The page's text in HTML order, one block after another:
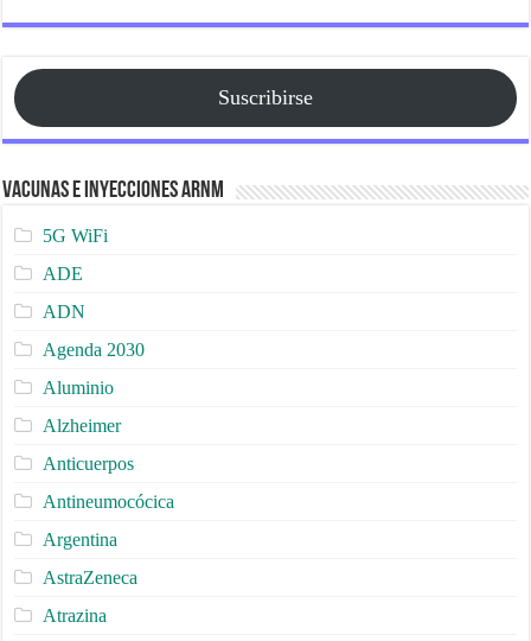
Suscribirse
Vacunas e Inyecciones ARNm
5G WiFi
ADE
ADN
Agenda 2030
Aluminio
Alzheimer
Anticuerpos
Antineumocócica
Argentina
AstraZeneca
Atrazina